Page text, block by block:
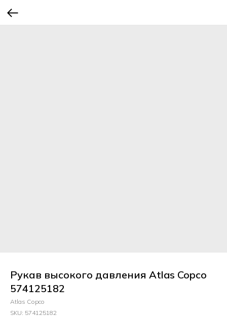
Рукав высокого давления Atlas Copco
574125182
Atlas Copco
SKU: 574125182